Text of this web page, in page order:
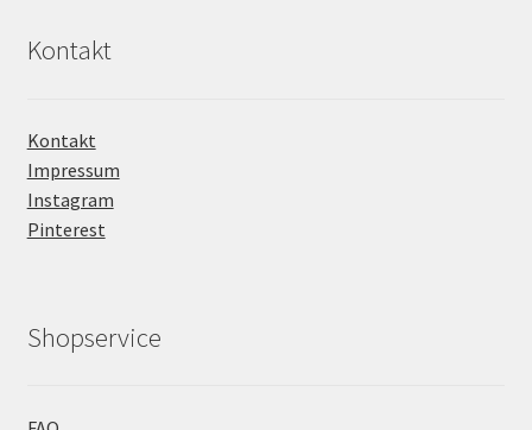
Kontakt
Kontakt
Impressum
Instagram
Pinterest
Shopservice